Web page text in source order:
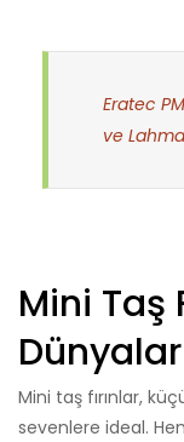
Eratec
ve
Mini Taş
Dünyalar
Mini taş fırınlar,
sevenlere ideal.